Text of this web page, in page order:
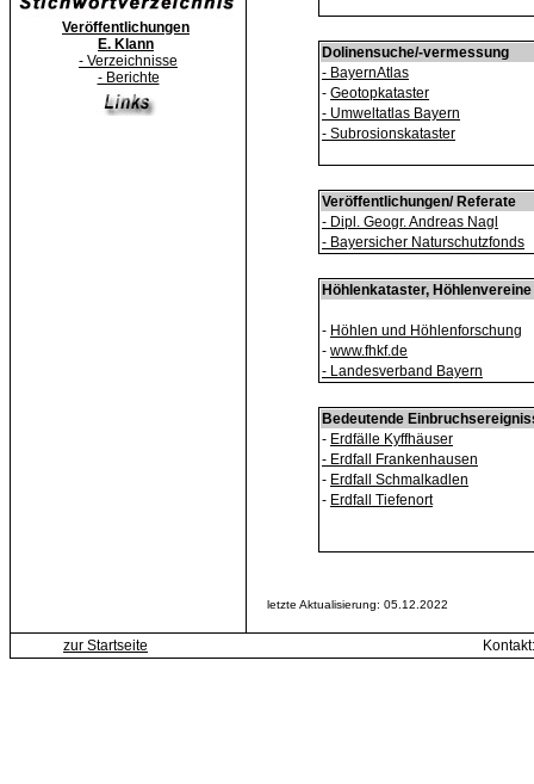
Veröffentlichungen
E. Klann
- Verzeichnisse
- Berichte
Dolinensuche/-vermessung
- BayernAtlas
- Geotopkataster
- Umweltatlas Bayern
- Subrosionskataster
Veröffentlichungen/ Referate
- Dipl. Geogr. Andreas Nagl
- Bayersicher Naturschutzfonds
Höhlenkataster, Höhlenvereine
- Höhlen und Höhlenforschung
- www.fhkf.de
- Landesverband Bayern
Bedeutende
- Erdfälle Kyffhäuser
- Erdfall Frankenhausen
- Erdfall Schmalkadlen
- Erdfall Tiefenort
letzte Aktualisierung: 05.12.2022
zur Startseite